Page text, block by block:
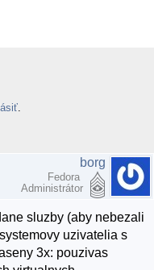
borg
Fedora
Administrátor
sluzby (aby nebezali
uzivatelia s
3x: pouzivas